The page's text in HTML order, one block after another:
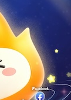
反对[0]